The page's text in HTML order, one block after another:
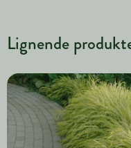
Lignende